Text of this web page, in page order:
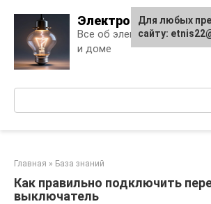
content
Электро Дело
Все об электричестве в
и доме
Главная » База знаний
Как правильно подключить
выключатель
Для любых
сайту: